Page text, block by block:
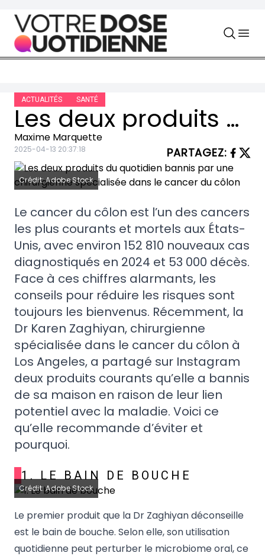
Skip to content
ACTUALITÉS SANTÉ
Les deux produits du quotidien bannis par une chirurgienne spécialisée dans le cancer du côlon
Maxime Marquette
2025-04-13 20:37:18 PARTAGEZ:
Crédit: Adobe Stock
Le cancer du côlon est l’un des cancers
les plus courants et mortels aux États-
Unis, avec environ 152 810 nouveaux cas
diagnostiqués en 2024 et 53 000 décès.
Face à ces chiffres alarmants, les
conseils pour réduire les risques sont
toujours les bienvenus. Récemment, la
Dr Karen Zaghiyan, chirurgienne
spécialisée dans le cancer du côlon à
Los Angeles, a partagé sur Instagram
deux produits courants qu’elle a bannis
de sa maison en raison de leur lien
potentiel avec la maladie. Voici ce
qu’elle recommande d’éviter et
pourquoi.
1. LE BAIN DE BOUCHE
Crédit: Adobe Stock
Le premier produit que la Dr Zaghiyan déconseille
est le bain de bouche. Selon elle, son utilisation
quotidienne peut perturber le microbiome oral, ce